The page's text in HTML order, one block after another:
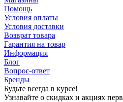
Помощь
Условия оплаты
Условия доставки
Возврат товара
Гарантия на товар
Информация
Блог
Вопрос-ответ
Бренды
Будьте всегда в курсе!
Узнавайте о скидках и акциях